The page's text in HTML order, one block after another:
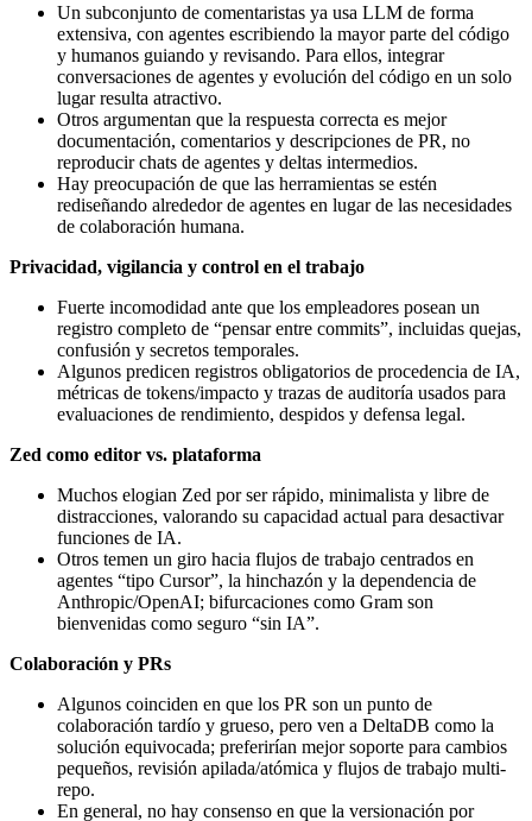
Un subconjunto de comentaristas ya usa LLM de forma
extensiva, con agentes escribiendo la mayor parte del código
y humanos guiando y revisando. Para ellos, integrar
conversaciones de agentes y evolución del código en un solo
lugar resulta atractivo.
Otros argumentan que la respuesta correcta es mejor
documentación, comentarios y descripciones de PR, no
reproducir chats de agentes y deltas intermedios.
Hay preocupación de que las herramientas se estén
rediseñando alrededor de agentes en lugar de las necesidades
de colaboración humana.
Privacidad, vigilancia y control en el trabajo
Fuerte incomodidad ante que los empleadores posean un
registro completo de “pensar entre commits”, incluidas quejas,
confusión y secretos temporales.
Algunos predicen registros obligatorios de procedencia de IA,
métricas de tokens/impacto y trazas de auditoría usados para
evaluaciones de rendimiento, despidos y defensa legal.
Zed como editor vs. plataforma
Muchos elogian Zed por ser rápido, minimalista y libre de
distracciones, valorando su capacidad actual para desactivar
funciones de IA.
Otros temen un giro hacia flujos de trabajo centrados en
agentes “tipo Cursor”, la hinchazón y la dependencia de
Anthropic/OpenAI; bifurcaciones como Gram son
bienvenidas como seguro “sin IA”.
Colaboración y PRs
Algunos coinciden en que los PR son un punto de
colaboración tardío y grueso, pero ven a DeltaDB como la
solución equivocada; preferirían mejor soporte para cambios
pequeños, revisión apilada/atómica y flujos de trabajo multi-
repo.
En general, no hay consenso en que la versionación por